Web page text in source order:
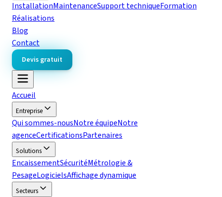
InstallationMaintenanceSupport techniqueFormation
Réalisations
Blog
Contact
Devis gratuit
Accueil
Entreprise
Qui sommes-nousNotre équipeNotre
agenceCertificationsPartenaires
Solutions
EncaissementSécuritéMétrologie &
PesageLogicielsAffichage dynamique
Secteurs